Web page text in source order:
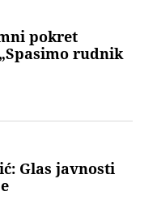
pokret
rudnik
Glas javnosti